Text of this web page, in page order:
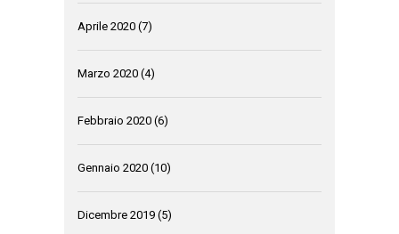
Aprile 2020 (7)
Marzo 2020 (4)
Febbraio 2020 (6)
Gennaio 2020 (10)
Dicembre 2019 (5)